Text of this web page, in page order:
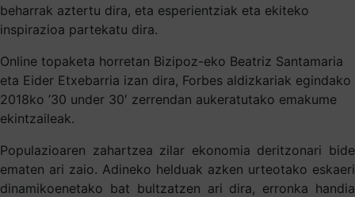
beharrak aztertu dira, eta esperientziak eta ekiteko
inspirazioa partekatu dira.
Online topaketa horretan Bizipoz-eko Beatriz Santamaria
eta Eider Etxebarria izan dira, Forbes aldizkariak egindako
2018ko ’30 under 30′ zerrendan aukeratutako emakume
ekintzaileak.
Populazioaren zahartzea zilar ekonomia deritzonari bide
ematen ari zaio. Adineko helduak azken urteotako eskaeri
dinamikoenetako bat bultzatzen ari dira, erronka handia